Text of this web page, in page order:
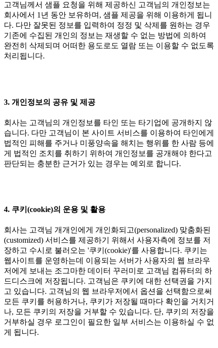
고객님께서 샘플 요청을 위해 제공하신 고객님의 개인정보는
회사에서 1년 동안 보유하며, 샘플 제공을 위해 이용하게 됩니
다. 다만 잘못된 정보를 입력하여 정정 및 삭제를 원하는 경우
기존에 수집된 개인의 정보는 재생할 수 없는 방법에 의하여
완전히 삭제되며 어떠한 용도로도 열람 또는 이용할 수 없도록
처리됩니다.
3. 개인정보의 공유 및 제공
회사는 고객님의 개인정보를 타인 또는 타기업에 공개하지 않
습니다. 다만 고객님이 본 사이트 서비스를 이용하여 타인에게
법적인 피해를 주거나 미풍양속을 해치는 행위를 한 사람 등에
게 법적인 조치를 취하기 위하여 개인정보를 공개해야 한다고
판단되는 충분한 근거가 있는 경우는 예외로 합니다.
4. 쿠키(cookie)의 운용 및 활용
회사는 고객님 개개인에게 개인화되고(personalized) 맞춤화된
(customized) 서비스를 제공하기 위해서 사용자측에 정보를 저
장하고 수시로 불러오는 '쿠키(cookie)'를 사용합니다. 쿠키는
웹사이트를 운영하는데 이용되는 서버가 사용자의 웹 브라우
저에게 보내는 조그마한 데이터 꾸러미로 고객님 컴퓨터의 하
드디스크에 저장됩니다. 고객님은 쿠키에 대한 선택권을 가지
고 있습니다. 고객님의 웹 브라우저에서 옵션을 선택함으로써
모든 쿠키를 허용하거나, 쿠키가 저장될 때마다 확인을 거치거
나, 모든 쿠키의 저장을 거부할 수 있습니다. 단, 쿠키의 저장을
거부하실 경우 로그인이 필요한 일부 서비스는 이용하실 수 없
게 됩니다.